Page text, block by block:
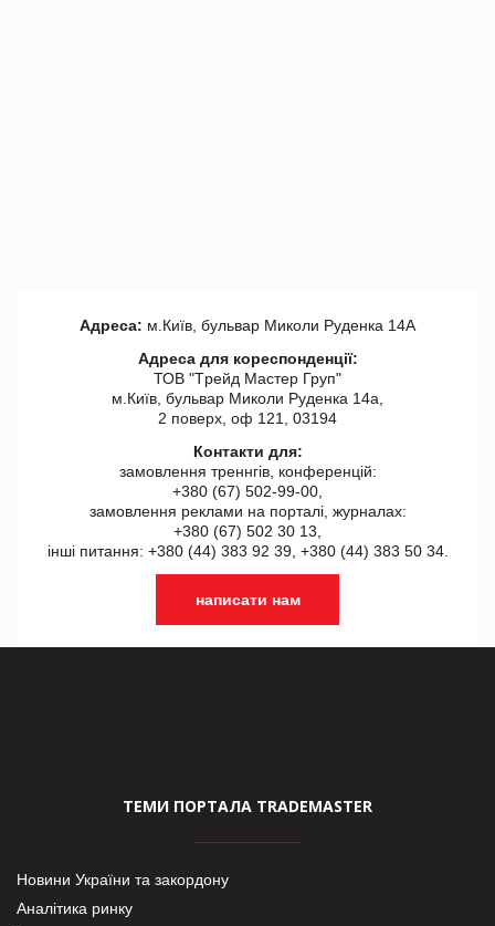
Адреса: м.Київ, бульвар Миколи Руденка 14А
Адреса для кореспонденції:
ТОВ "Tрейд Мастер Груп"
м.Київ, бульвар Миколи Руденка 14а,
2 поверх, оф 121, 03194
Контакти для:
замовлення треннгів, конференцій:
+380 (67) 502-99-00,
замовлення реклами на порталі, журналах:
+380 (67) 502 30 13,
інші питання: +380 (44) 383 92 39, +380 (44) 383 50 34.
написати нам
ТЕМИ ПОРТАЛА TRADEMASTER
Новини України та закордону
Аналітика ринку